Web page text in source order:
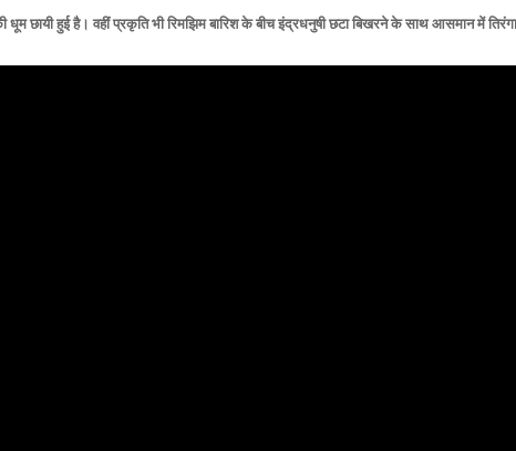
छायी हुई है। वहीं प्रकृति भी रिमझिम बारिश के बीच इंद्रधनुषी छटा बिखरने के साथ आसमान में तिरंगा